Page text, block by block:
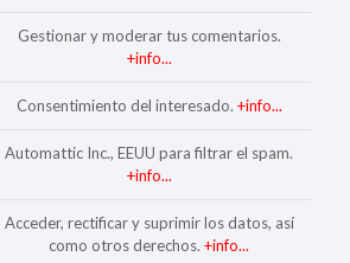
Gestionar y moderar tus comentarios.
+info...
Consentimiento del interesado. +info...
Automattic Inc., EEUU para filtrar el spam.
+info...
Acceder, rectificar y suprimir los datos, así
como otros derechos. +info...